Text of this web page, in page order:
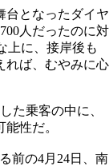
台となったダイヤ
人だったのに対
上に、接岸後も
れば、むやみに心
た乗客の中に、
性だ。
前の4月24日、南